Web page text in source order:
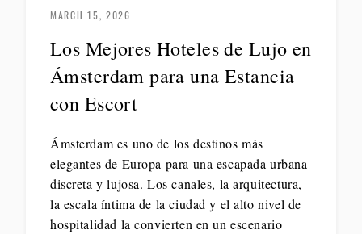
MARCH 15, 2026
Los Mejores Hoteles de Lujo en
Ámsterdam para una Estancia
con Escort
Ámsterdam es uno de los destinos más
elegantes de Europa para una escapada urbana
discreta y lujosa. Los canales, la arquitectura,
la escala íntima de la ciudad y el alto nivel de
hospitalidad la convierten en un escenario